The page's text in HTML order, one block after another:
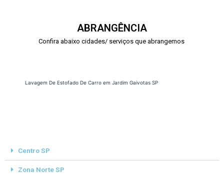
ABRANGÊNCIA
Confira abaixo cidades/ serviços que abrangemos
Lavagem De Estofado De Carro em Jardim Gaivotas SP
Centro SP
Zona Norte SP